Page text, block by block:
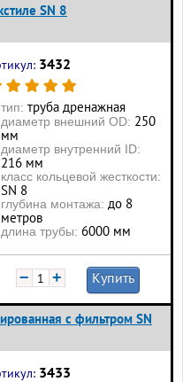
SN 8
3432
тип: труба дренажная
диаметр внешний OD: 250
мм
диаметр внутренний ID:
216 мм
класс кольцевой жесткости:
SN 8
глубина монтажа: до 8
метров
длина трубы: 6000 мм
− + Купить
с фильтром SN
3433